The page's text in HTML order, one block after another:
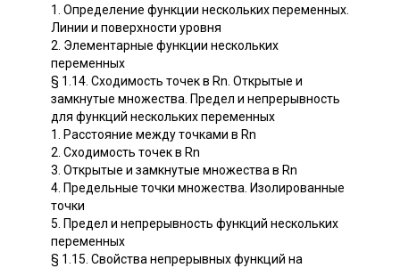
1. Определение функции нескольких переменных.
Линии и поверхности уровня
2. Элементарные функции нескольких
переменных
§ 1.14. Сходимость точек в Rn. Открытые и
замкнутые множества. Предел и непрерывность
для функций нескольких переменных
1. Расстояние между точками в Rn
2. Сходимость точек в Rn
3. Открытые и замкнутые множества в Rn
4. Предельные точки множества. Изолированные
точки
5. Предел и непрерывность функций нескольких
переменных
§ 1.15. Свойства непрерывных функций на